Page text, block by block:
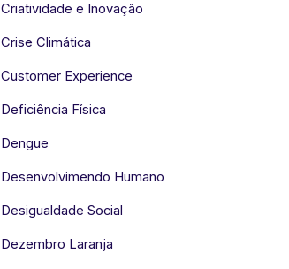
Criatividade e Inovação
Crise Climática
Customer Experience
Deficiência Física
Dengue
Desenvolvimendo Humano
Desigualdade Social
Dezembro Laranja